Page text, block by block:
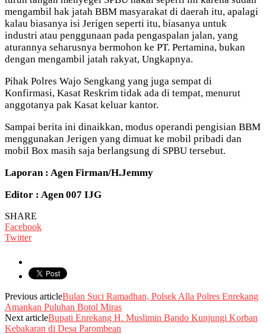
mengambil hak jatah BBM masyarakat di daerah itu, apalagi
kalau biasanya isi Jerigen seperti itu, biasanya untuk
industri atau penggunaan pada pengaspalan jalan, yang
aturannya seharusnya bermohon ke PT. Pertamina, bukan
dengan mengambil jatah rakyat, Ungkapnya.
Pihak Polres Wajo Sengkang yang juga sempat di
Konfirmasi, Kasat Reskrim tidak ada di tempat, menurut
anggotanya pak Kasat keluar kantor.
Sampai berita ini dinaikkan, modus operandi pengisian BBM
menggunakan Jerigen yang dimuat ke mobil pribadi dan
mobil Box masih saja berlangsung di SPBU tersebut.
Laporan : Agen Firman/H.Jemmy
Editor : Agen 007 IJG
SHARE
Facebook
Twitter
Previous articleBulan Suci Ramadhan, Polsek Alla Polres Enrekang
Amankan Puluhan Botol Miras
Next articleBupati Enrekang H. Muslimin Bando Kunjungi Korban
Kebakaran di Desa Parombean